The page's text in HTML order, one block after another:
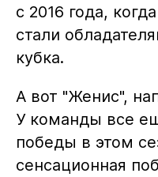
с 2016 года,
стали
кубка.
А вот "Женис",
У команды все
победы в этом
сенсационная